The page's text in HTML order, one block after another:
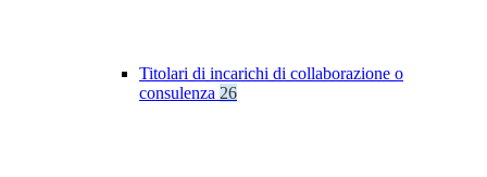
Titolari di incarichi di collaborazione o
consulenza 26